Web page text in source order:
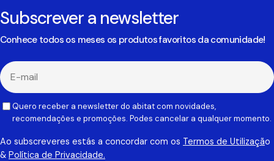
Subscrever a newsletter
Conhece todos os meses os produtos favoritos da comunidade!
E-
mail
Quero receber a newsletter do abitat com novidades,
recomendações e promoções. Podes cancelar a qualquer momento.
Ao subscreveres estás a concordar com os Termos de Utilização
& Política de Privacidade.